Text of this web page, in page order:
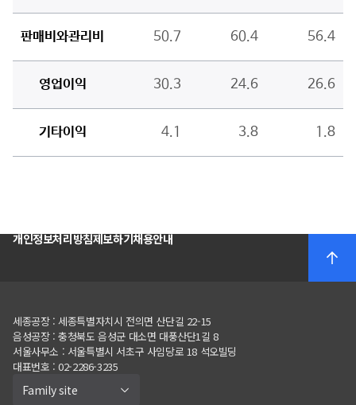
개인정보처리방침제보하기채용안내
세종공장 : 세종특별자치시 전의면 산단길 22-15
음성공장:충청북도 음성군 대소면 대풍산단1길 8
서울사무소 : 서울특별시 서초구 사임당로 18 석오빌딩
대표번호 : 02-2286-3235
Family site